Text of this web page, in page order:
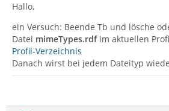
Hallo,
ein Versuch: Beende Tb und lösche
Datei mimeTypes.rdfim aktuellen
Profil-Verzeichnis
Danach wirst bei jedem Dateityp